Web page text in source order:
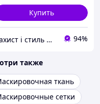
Купить
Захист і стиль — в одному магазині 94%
также
ткань
сетки